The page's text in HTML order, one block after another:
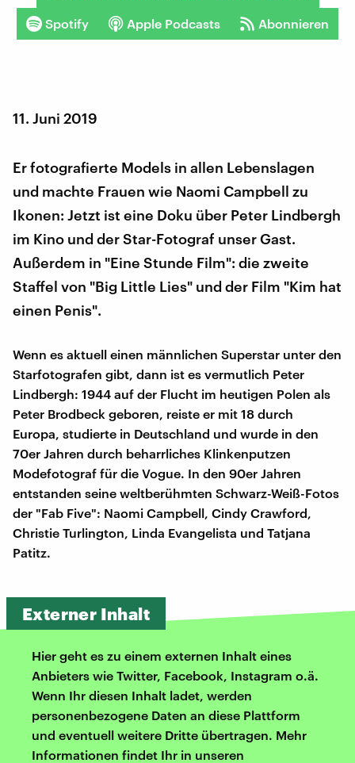
Spotify Apple Podcasts Abonnieren
11. Juni 2019
Er fotografierte Models in allen Lebenslagen
und machte Frauen wie Naomi Campbell zu
Ikonen: Jetzt ist eine Doku über Peter Lindbergh
im Kino und der Star-Fotograf unser Gast.
Außerdem in "Eine Stunde Film": die zweite
Staffel von "Big Little Lies" und der Film "Kim hat
einen Penis".
Wenn es aktuell einen männlichen Superstar unter den
Starfotografen gibt, dann ist es vermutlich Peter
Lindbergh: 1944 auf der Flucht im heutigen Polen als
Peter Brodbeck geboren, reiste er mit 18 durch
Europa, studierte in Deutschland und wurde in den
70er Jahren durch beharrliches Klinkenputzen
Modefotograf für die Vogue. In den 90er Jahren
entstanden seine weltberühmten Schwarz-Weiß-Fotos
der "Fab Five": Naomi Campbell, Cindy Crawford,
Christie Turlington, Linda Evangelista und Tatjana
Patitz.
Externer Inhalt
Hier geht es zu einem externen Inhalt eines
Anbieters wie Twitter, Facebook, Instagram o.ä.
Wenn Ihr diesen Inhalt ladet, werden
personenbezogene Daten an diese Plattform
und eventuell weitere Dritte übertragen. Mehr
Informationen findet Ihr in unseren